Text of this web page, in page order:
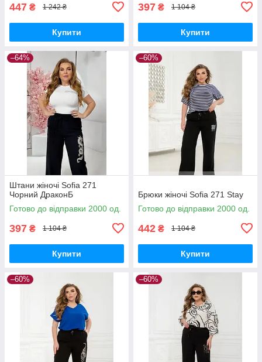
447 ₴ 1 242 ₴
Купити
397 ₴ 1 104 ₴
Купити
–64%
Штани жіночі Sofia 271
Чорний ДраконБ
Готово до відправки 2000 од.
397 ₴ 1 104 ₴
Купити
–60%
Брюки жіночі Sofia 271 Stay
Готово до відправки 2000 од.
442 ₴ 1 104 ₴
Купити
–60% –60%